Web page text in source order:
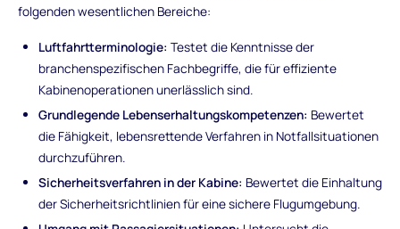
folgenden wesentlichen Bereiche:
Luftfahrtterminologie: Testet die Kenntnisse der
branchenspezifischen Fachbegriffe, die für effiziente
Kabinenoperationen unerlässlich sind.
Grundlegende Lebenserhaltungskompetenzen: Bewertet
die Fähigkeit, lebensrettende Verfahren in Notfallsituationen
durchzuführen.
Sicherheitsverfahren in der Kabine: Bewertet die Einhaltung
der Sicherheitsrichtlinien für eine sichere Flugumgebung.